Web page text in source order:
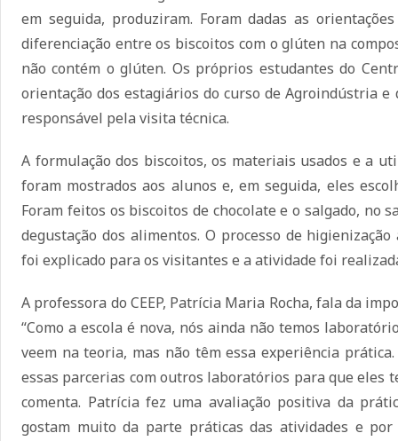
em seguida, produziram. Foram dadas as
diferenciação entre os biscoitos com o glúten na
não contém o glúten. Os próprios estudantes do
orientação dos estagiários do curso de Agroindústria e
responsável pela visita técnica.
A formulação dos biscoitos, os materiais usados e a
foram mostrados aos alunos e, em seguida, eles
Foram feitos os biscoitos de chocolate e o salgado, no
degustação dos alimentos. O processo de
foi explicado para os visitantes e a atividade foi
A professora do CEEP, Patrícia Maria Rocha, fala da
“Como a escola é nova, nós ainda não temos
veem na teoria, mas não têm essa experiência
essas parcerias com outros laboratórios para que eles
comenta. Patrícia fez uma avaliação positiva da
gostam muito da parte práticas das atividades e